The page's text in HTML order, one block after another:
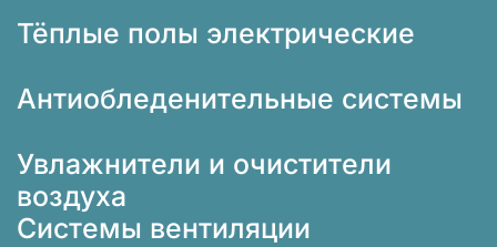
Тёплые полы электрические
Антиобледенительные системы
Увлажнители и очистители
воздуха
Системы вентиляции